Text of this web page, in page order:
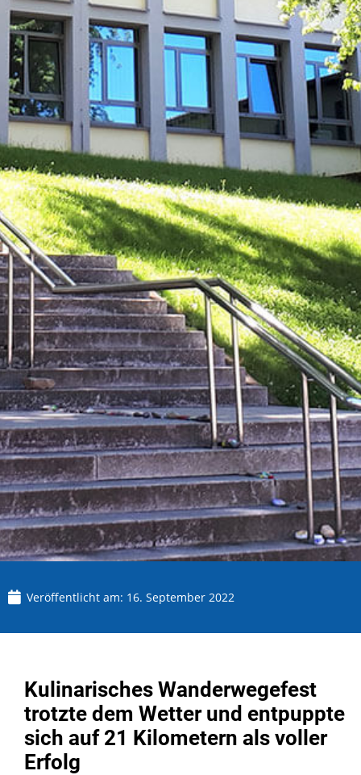
Veröffentlicht am: 16. September 2022
Kulinarisches Wanderwegefest
trotzte dem Wetter und entpuppte
sich auf 21 Kilometern als voller
Erfolg